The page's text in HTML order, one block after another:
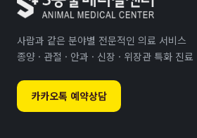
사람과 같은 분야별 전문적인 의료 서비스
종양 · 관절 · 안과 · 신장 · 위장관 특화 진료
카카오톡 예약상담